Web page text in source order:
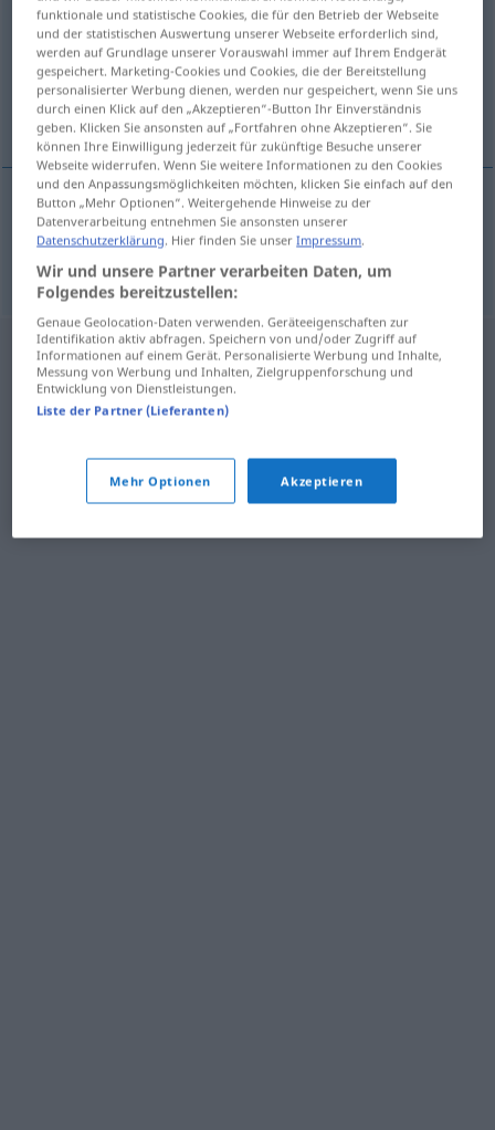
Übersicht aller Übersetzungen
(Für mehr Details die Übersetzung anklicken/antippen)
Impotenz
Impotenzf impotencja
funktionale und statistische Cookies, die für den Betrieb der Webseite
und der statistischen Auswertung unserer Webseite erforderlich sind,
werden auf Grundlage unserer Vorauswahl immer auf Ihrem Endgerät
gespeichert. Marketing-Cookies und Cookies, die der Bereitstellung
personalisierter Werbung dienen, werden nur gespeichert, wenn Sie uns
durch einen Klick auf den „Akzeptieren“-Button Ihr Einverständnis
geben. Klicken Sie ansonsten auf „Fortfahren ohne Akzeptieren“. Sie
können Ihre Einwilligung jederzeit für zukünftige Besuche unserer
Webseite widerrufen. Wenn Sie weitere Informationen zu den Cookies
und den Anpassungsmöglichkeiten möchten, klicken Sie einfach auf den
Button „Mehr Optionen“. Weitergehende Hinweise zu der
Datenverarbeitung entnehmen Sie ansonsten unserer
Datenschutzerklärung . Hier finden Sie unserImpressum
Wir und unsere Partner verarbeiten Daten, um
Folgendes bereitzustellen:
Genaue Geolocation-Daten verwenden. Geräteeigenschaften zur
Identifikation aktiv abfragen. Speichern von und/oder Zugriff auf
Informationen auf einem Gerät. Personalisierte Werbung und Inhalte,
Messung von Werbung und Inhalten, Zielgruppenforschung und
Entwicklung von Dienstleistungen.
Liste der Partner (Lieferanten)
Mehr Optionen Akzeptieren